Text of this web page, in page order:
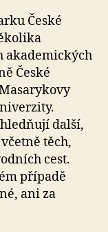
České
akademických
České
další,
těch,
cest.
případě
ani za